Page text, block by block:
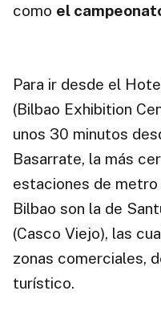
como el
Para ir desde el
(Bilbao Exhibition
unos 30 minutos
Basarrate, la más
estaciones de
Bilbao son la de
(Casco Viejo), las
zonas comerciales,
turístico.